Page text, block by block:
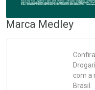
Marca Medley
com a
Brasil.